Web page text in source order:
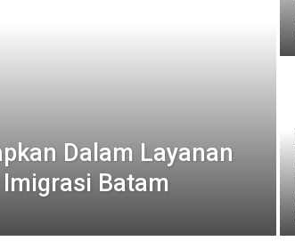
Dalam Layanan
Batam